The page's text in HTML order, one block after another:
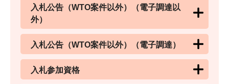
入札公告（WTO案件以外）（電子調達以
外）
入札公告（WTO案件以外）（電子調達）
入札参加資格